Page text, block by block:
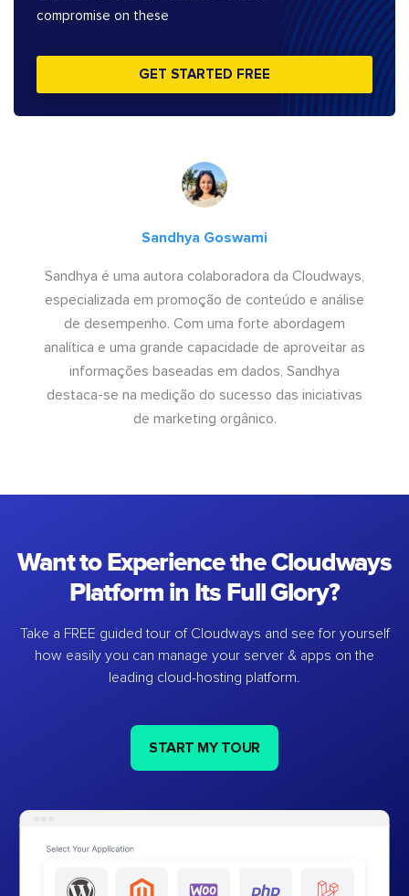
compromise on these
GET STARTED FREE
Sandhya Goswami
Sandhya é uma autora colaboradora da Cloudways,
especializada em promoção de conteúdo e análise
de desempenho. Com uma forte abordagem
analítica e uma grande capacidade de aproveitar as
informações baseadas em dados, Sandhya
destaca-se na medição do sucesso das iniciativas
de marketing orgânico.
Want to Experience the Cloudways
Platform in Its Full Glory?
Take a FREE guided tour of Cloudways and see for yourself
how easily you can manage your server & apps on the
leading cloud-hosting platform.
START MY TOUR